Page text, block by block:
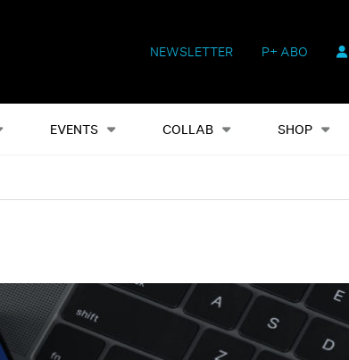
NEWSLETTER P+ ABO
EVENTS COLLAB SHOP
Alles Events Shop Heftausgaben Suchen